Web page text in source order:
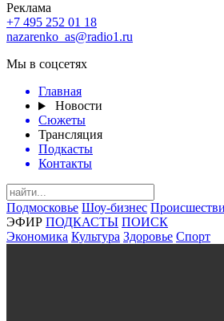
Реклама
+7 495 252 01 18
nazarenko_as@radio1.ru
Мы в соцсетях
Главная
Новости
Сюжеты
Трансляция
Подкасты
Контакты
Подмосковье Шоу-бизнес
ЭФИР ПОДКАСТЫ ПОИСК
Экономика Культура Здоровье Спорт